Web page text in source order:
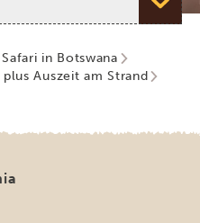
in Botswana
plus Auszeit am Strand